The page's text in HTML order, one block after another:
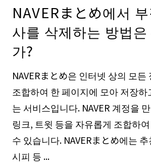
NAVERまとめ에서
사를 삭제하는 방법은
가?
NAVERまとめ은 인터넷 상의 모든
조합하여 한 페이지에 모아 저장하
는 서비스입니다. NAVER 계정을
링크, 트윗 등을 자유롭게 조합하
수 있습니다. NAVERまとめ에는
시피 등 ...